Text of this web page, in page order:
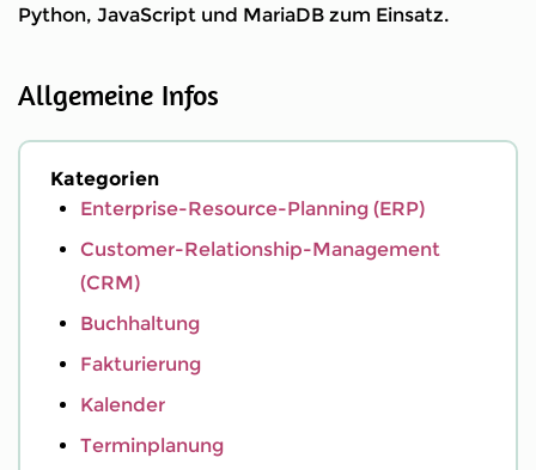
Python, JavaScript und MariaDB zum Einsatz.
Allgemeine Infos
Kategorien
Enterprise-Resource-Planning (ERP)
Customer-Relationship-Management
(CRM)
Buchhaltung
Fakturierung
Kalender
Terminplanung